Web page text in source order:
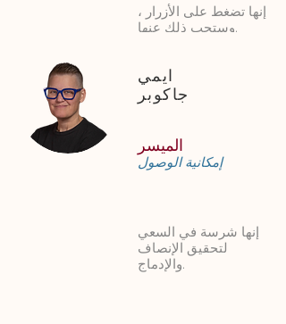
إنها تضغط على الأزرار ،
وستحب ذلك عنها.
ايمي
جاكوبر
الميسر
إمكانية الوصول
إنها شرسة في السعي
لتحقيق الإنصاف
والإدماج.